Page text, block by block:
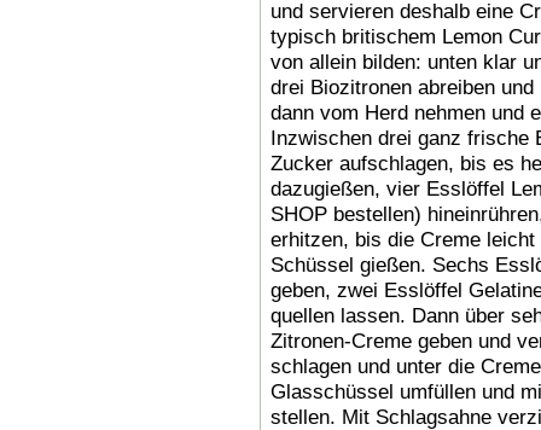
und servieren deshalb eine
typisch britischem Lemon
von allein bilden: unten klar
drei Biozitronen abreiben
dann vom Herd nehmen und
Inzwischen drei ganz frische
Zucker aufschlagen, bis es
dazugießen, vier Esslöffel
SHOP bestellen)
erhitzen, bis die Creme
Schüssel gießen. Sechs
geben, zwei Esslöffel
quellen lassen. Dann über
Zitronen-Creme geben und
schlagen und unter die
Glasschüssel umfüllen und
stellen. Mit Schlagsahne